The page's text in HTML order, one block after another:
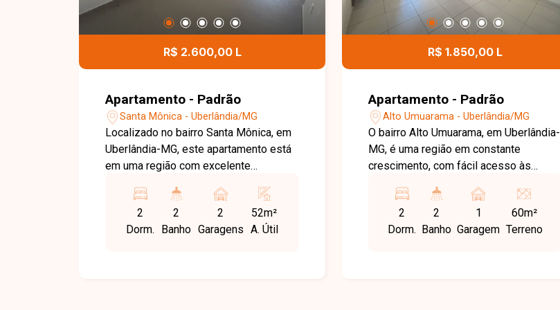
para até 2 carros. Uma excelente opção
para quem busca conforto, praticidade
e venha conhecer seu novo lar!
R$ 2.600,00 L
Apartamento - Padrão
Santa Mônica - Uberlândia/MG
Localizado no bairro Santa Mônica, em
Uberlândia-MG, este apartamento está
em uma região com excelente
às principais vias da cidade e
proximidade com supermercados,
escolas, farmácias e diversos
2
Dorm.
2
Banho
2
Garagens
52m²
A. Útil
R$ 1.850,00 L
Apartamento - Padrão
Alto Umuarama - Uberlândia/MG
O bairro Alto Umuarama, em Uberlândia-
MG, é uma região em constante
crescimento, com fácil acesso às
a comércios e serviços,
proporcionando praticidade no dia a dia
e qualidade de vida aos moradores.
2
Dorm.
2
Banho
1
Garagem
60m²
Terreno